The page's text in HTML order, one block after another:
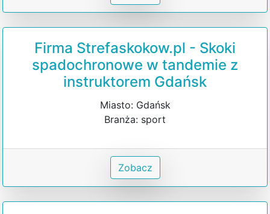
Firma Strefaskokow.pl - Skoki
spadochronowe w tandemie z
instruktorem Gdańsk
Miasto: Gdańsk
Branża: sport
Zobacz